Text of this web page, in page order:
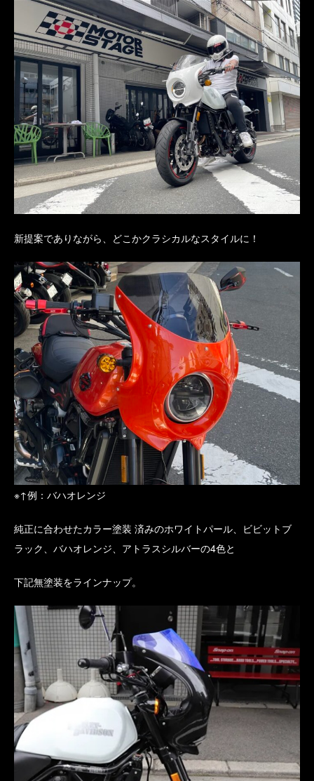
新提案でありながら、どこかクラシカルなスタイルに！
※↑例：バハオレンジ
純正に合わせたカラー塗装 済みのホワイトパール、ビビットブ
ラック、バハオレンジ、アトラスシルバーの4色と
下記無塗装をラインナップ。